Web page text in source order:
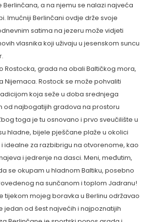
a na njemu se nalazi najveća
Imućniji Berlinčani ovdje drže svoje
satima na jezeru može vidjeti
vlasnika koji uživaju u jesenskom suncu
Rostocka, grada na obali Baltičkog mora,
Rostock se može pohvaliti
koja seže u doba srednjega
od najbogatijih gradova na prostoru
toga je tu osnovano i prvo sveučilište u
hladne, bijele pješčane plaže u okolici
idealne za razbibrigu na otvorenome, kao
i jedrenje na dasci. Meni, međutim,
se okupam u hladnom Baltiku, posebno
na sunčanom i toplom Jadranu!
tijekom mojeg boravka u Berlinu održavao
jedan od šest najvećih i najpoznatijih